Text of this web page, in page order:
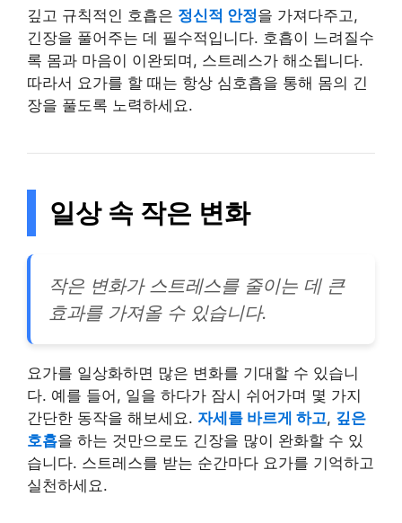
깊고 규칙적인 호흡은 정신적 안정을 가져다주고,
긴장을 풀어주는 데 필수적입니다. 호흡이 느려질수
록 몸과 마음이 이완되며, 스트레스가 해소됩니다.
따라서 요가를 할 때는 항상 심호흡을 통해 몸의 긴
장을 풀도록 노력하세요.
일상 속 작은 변화
작은 변화가 스트레스를 줄이는 데 큰
효과를 가져올 수 있습니다.
요가를 일상화하면 많은 변화를 기대할 수 있습니
다. 예를 들어, 일을 하다가 잠시 쉬어가며 몇 가지
간단한 동작을 해보세요. 자세를 바르게 하고, 깊은
호흡을 하는 것만으로도 긴장을 많이 완화할 수 있
습니다. 스트레스를 받는 순간마다 요가를 기억하고
실천하세요.